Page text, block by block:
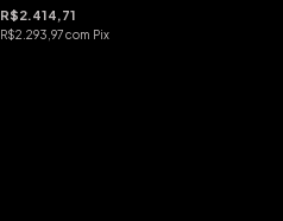
R$2.414,71
R$2.293,97com Pix